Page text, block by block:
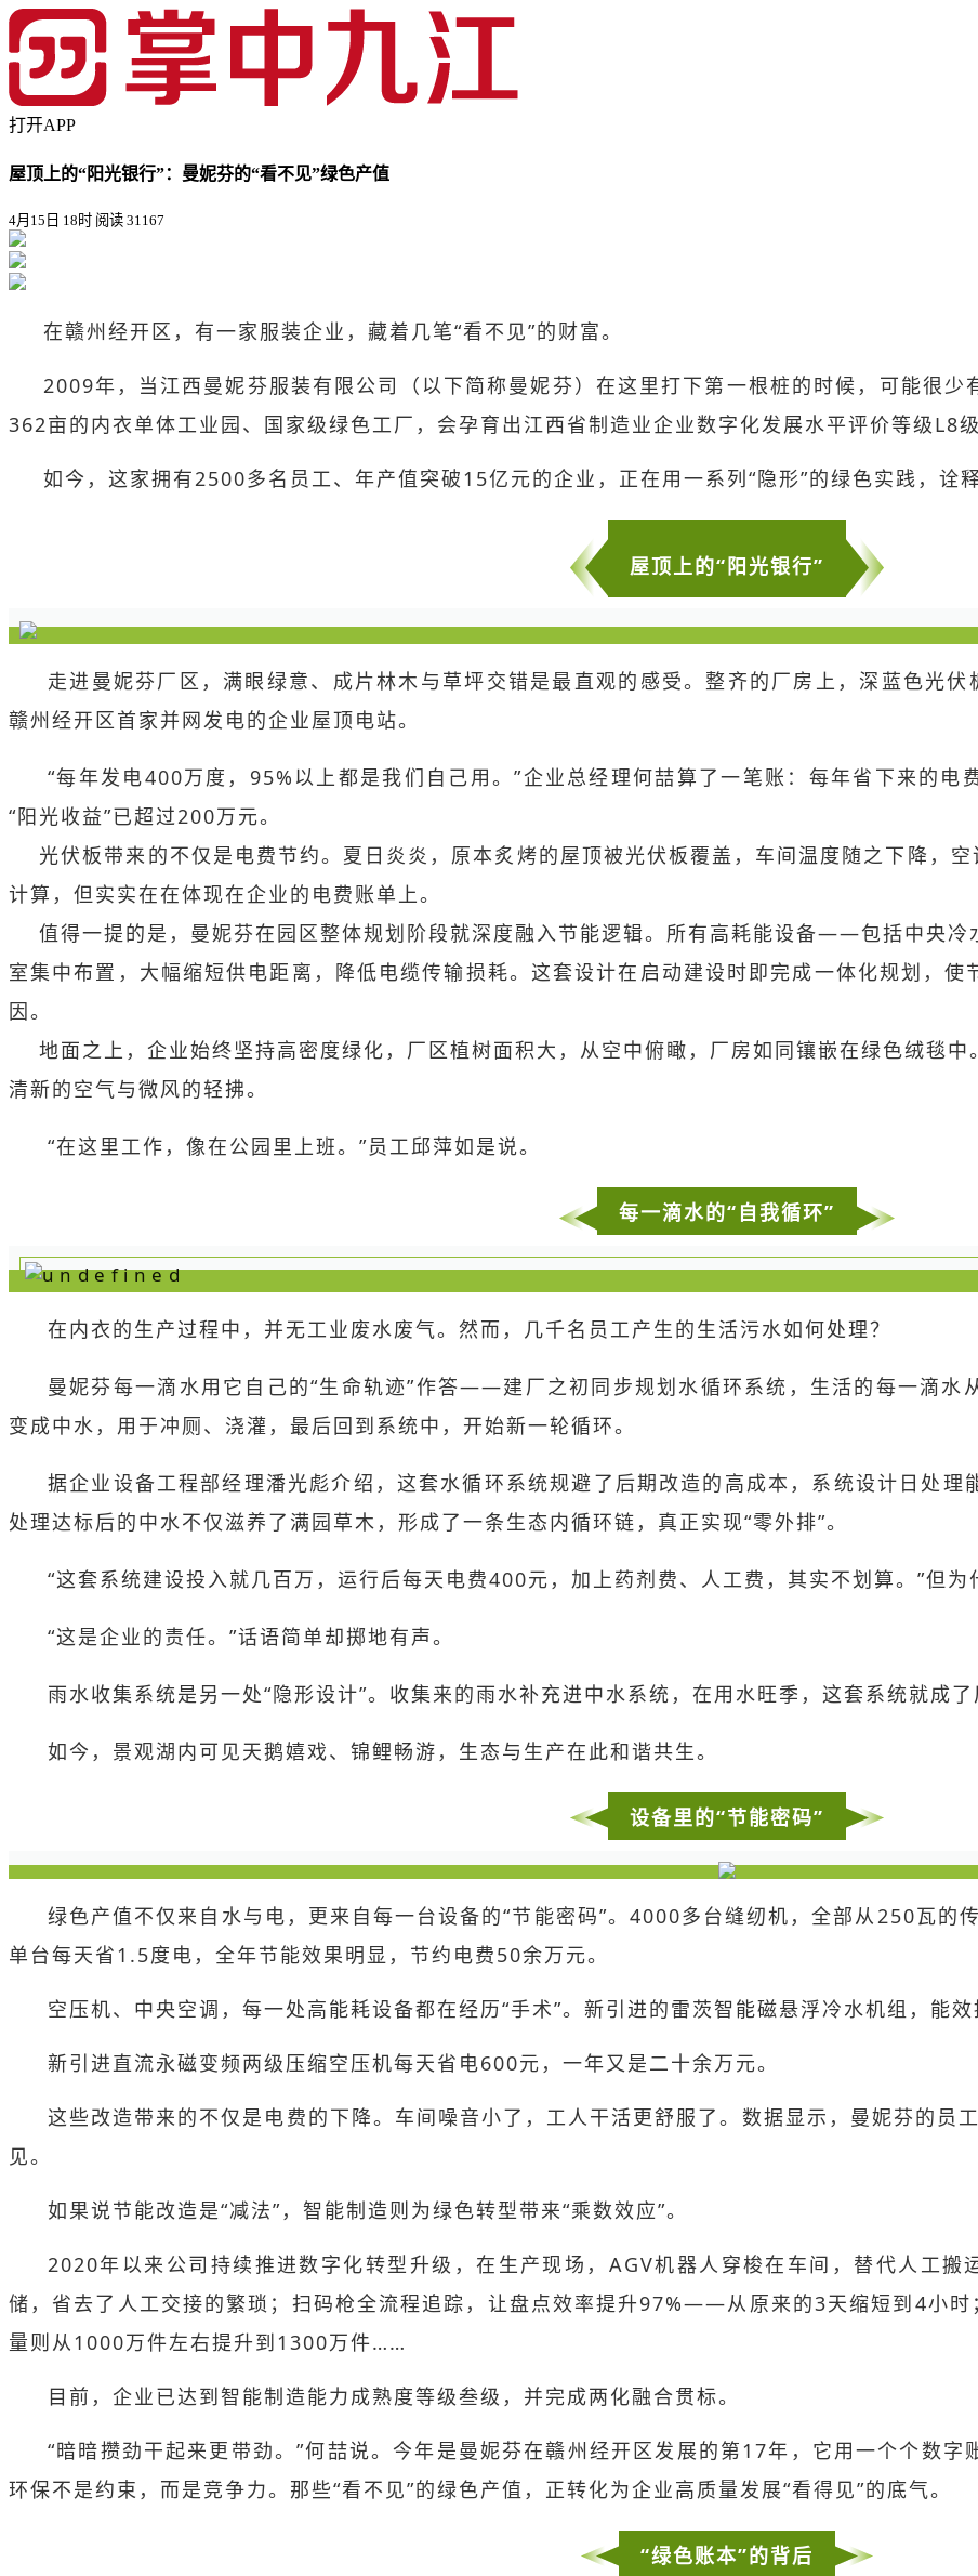
打开APP
屋顶上的“阳光银行”：曼妮芬的“看不见”绿色产值
4月15日 18时 阅读 31167
在赣州经开区，有一家服装企业，藏着几笔“看不见”的财富。
2009年，当江西曼妮芬服装有限公司（以下简称曼妮芬）在这里打下第一根桩的时候，可能很
362亩的内衣单体工业园、国家级绿色工厂，会孕育出江西省制造业企业数字化发展水平评价等级L8
如今，这家拥有2500多名员工、年产值突破15亿元的企业，正在用一系列“隐形”的绿色实践，诠
屋顶上的“阳光银行”
走进曼妮芬厂区，满眼绿意、成片林木与草坪交错是最直观的感受。整齐的厂房上，深蓝色光
赣州经开区首家并网发电的企业屋顶电站。
“每年发电400万度，95%以上都是我们自己用。”企业总经理何喆算了一笔账：每年省下来的
“阳光收益”已超过200万元。
光伏板带来的不仅是电费节约。夏日炎炎，原本炙烤的屋顶被光伏板覆盖，车间温度随之下降，空
计算，但实实在在体现在企业的电费账单上。
值得一提的是，曼妮芬在园区整体规划阶段就深度融入节能逻辑。所有高耗能设备——包括中央
室集中布置，大幅缩短供电距离，降低电缆传输损耗。这套设计在启动建设时即完成一体化规划，
因。
地面之上，企业始终坚持高密度绿化，厂区植树面积大，从空中俯瞰，厂房如同镶嵌在绿色绒毯中
清新的空气与微风的轻拂。
“在这里工作，像在公园里上班。”员工邱萍如是说。
每一滴水的“自我循环”
在内衣的生产过程中，并无工业废水废气。然而，几千名员工产生的生活污水如何处理？
曼妮芬每一滴水用它自己的“生命轨迹”作答——建厂之初同步规划水循环系统，生活的每一滴水
变成中水，用于冲厕、浇灌，最后回到系统中，开始新一轮循环。
据企业设备工程部经理潘光彪介绍，这套水循环系统规避了后期改造的高成本，系统设计日处理
处理达标后的中水不仅滋养了满园草木，形成了一条生态内循环链，真正实现“零外排”。
“这套系统建设投入就几百万，运行后每天电费400元，加上药剂费、人工费，其实不划算。”但为
“这是企业的责任。”话语简单却掷地有声。
雨水收集系统是另一处“隐形设计”。收集来的雨水补充进中水系统，在用水旺季，这套系统就成了
如今，景观湖内可见天鹅嬉戏、锦鲤畅游，生态与生产在此和谐共生。
设备里的“节能密码”
绿色产值不仅来自水与电，更来自每一台设备的“节能密码”。4000多台缝纫机，全部从250瓦的
单台每天省1.5度电，全年节能效果明显，节约电费50余万元。
空压机、中央空调，每一处高能耗设备都在经历“手术”。新引进的雷茨智能磁悬浮冷水机组，能效
新引进直流永磁变频两级压缩空压机每天省电600元，一年又是二十余万元。
这些改造带来的不仅是电费的下降。车间噪音小了，工人干活更舒服了。数据显示，曼妮芬的员
见。
如果说节能改造是“减法”，智能制造则为绿色转型带来“乘数效应”。
2020年以来公司持续推进数字化转型升级，在生产现场，AGV机器人穿梭在车间，替代人工
储，省去了人工交接的繁琐；扫码枪全流程追踪，让盘点效率提升97%——从原来的3天缩短到4小
量则从1000万件左右提升到1300万件……
目前，企业已达到智能制造能力成熟度等级叁级，并完成两化融合贯标。
“暗暗攒劲干起来更带劲。”何喆说。今年是曼妮芬在赣州经开区发展的第17年，它用一个个数字
环保不是约束，而是竞争力。那些“看不见”的绿色产值，正转化为企业高质量发展“看得见”的底气。
“绿色账本”的背后